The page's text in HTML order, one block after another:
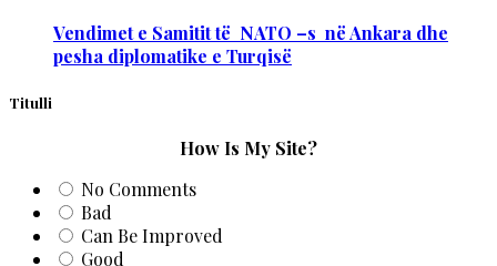
Vendimet e Samitit të NATO –s në Ankara dhe
pesha diplomatike e Turqisë
Titulli
How Is My Site?
No Comments
Bad
Can Be Improved
Good